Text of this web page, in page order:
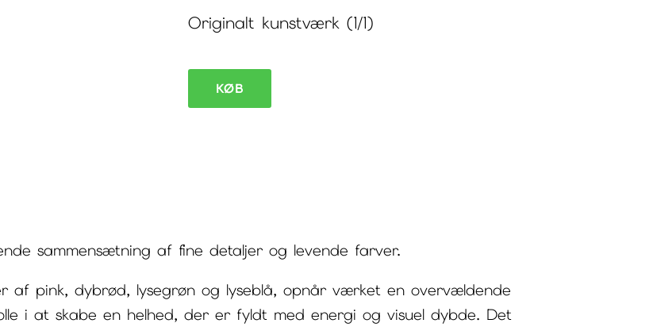
Originalt kunstværk (1/1)
Farverigt
antal
KØB
sammensætning af fine detaljer og levende farver.
af pink, dybrød, lysegrøn og lyseblå, opnår værket en overvældende
i at skabe en helhed, der er fyldt med energi og visuel dybde. Det